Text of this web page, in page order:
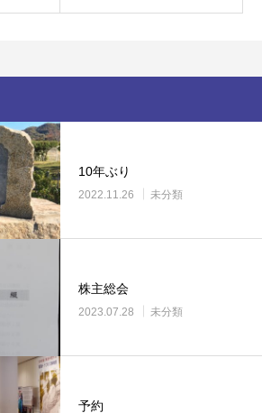
10年ぶり
2022.11.26 未分類
株主総会
2023.07.28 未分類
予約